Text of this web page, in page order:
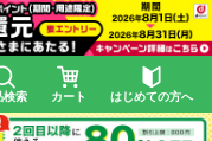
検索 カート はじめての方へ